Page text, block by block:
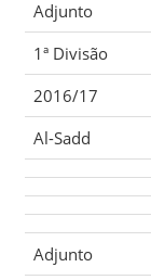
Adjunto
1ª Divisão
2016/17
Al-Sadd
Adjunto